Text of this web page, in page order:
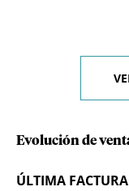
Evolución de
ÚLTIMA